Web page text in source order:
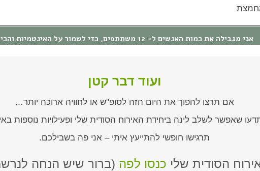
אני מגבילה את כמות האנשים ל- 12 משתתפים, כדי לשמור על האינטמיות והכיף
ועוד דבר קטן
אם תרצו להפוך את היום הזה לסופ"ש או לחוויה ארוכה יותר…
שאפשר לשלב לינה ביחידת האירוח הסודית שלי ופעילויות נוספות
תרגישו חופשי להתייעץ איתי – אני פה בשבילכם.
הסודית שלי כנסו לפה (ברור שיש הנחה